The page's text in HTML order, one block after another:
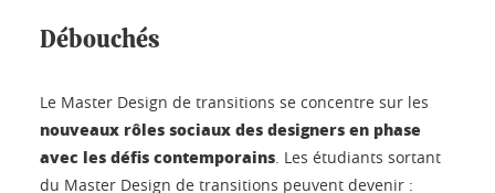
Débouchés
Le Master Design de transitions se concentre sur les
nouveaux rôles sociaux des designers en phase
avec les défis contemporains. Les étudiants sortant
du Master Design de transitions peuvent devenir :